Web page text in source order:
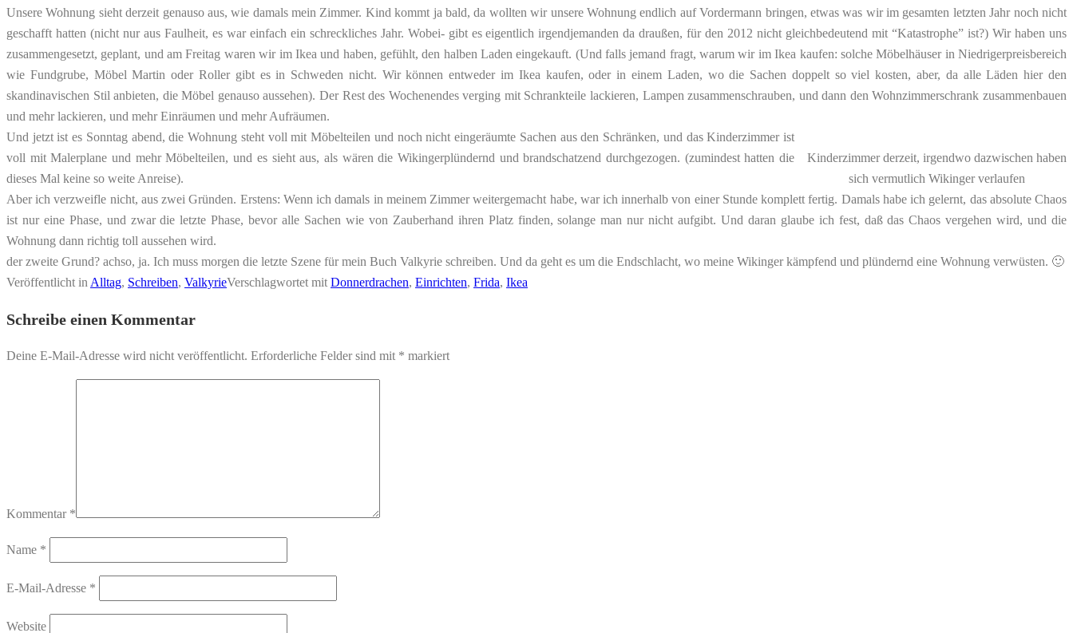
Unsere Wohnung sieht derzeit genauso aus, wie damals mein Zimmer. Kind kommt ja bald, da wollten wir unsere Wohnung endlich auf Vordermann bringen, etwas was wir im gesamten letzten Jahr noch nicht
geschafft hatten (nicht nur aus Faulheit, es war einfach ein schreckliches Jahr. Wobei- gibt es eigentlich irgendjemanden da draußen, für den 2012 nicht gleichbedeutend mit “Katastrophe” ist?) Wir haben uns
zusammengesetzt, geplant, und am Freitag waren wir im Ikea und haben, gefühlt, den halben Laden eingekauft. (Und falls jemand fragt, warum wir im Ikea kaufen: solche Möbelhäuser in Niedrigerpreisbereich
wie Fundgrube, Möbel Martin oder Roller gibt es in Schweden nicht. Wir können entweder im Ikea kaufen, oder in einem Laden, wo die Sachen doppelt so viel kosten, aber, da alle Läden hier den
skandinavischen Stil anbieten, die Möbel genauso aussehen). Der Rest des Wochenendes verging mit Schrankteile lackieren, Lampen zusammenschrauben, und dann den Wohnzimmerschrank zusammenbauen
und mehr lackieren, und mehr Einräumen und mehr Aufräumen.
Kinderzimmer derzeit, irgendwo dazwischen haben
sich vermutlich Wikinger verlaufen
Und jetzt ist es Sonntag abend, die Wohnung steht voll mit Möbelteilen und noch nicht eingeräumte Sachen aus den Schränken, und das Kinderzimmer ist
voll mit Malerplane und mehr Möbelteilen, und es sieht aus, als wären die Wikingerplündernd und brandschatzend durchgezogen. (zumindest hatten die
dieses Mal keine so weite Anreise).
Aber ich verzweifle nicht, aus zwei Gründen. Erstens: Wenn ich damals in meinem Zimmer weitergemacht habe, war ich innerhalb von einer Stunde komplett fertig. Damals habe ich gelernt, das absolute Chaos
ist nur eine Phase, und zwar die letzte Phase, bevor alle Sachen wie von Zauberhand ihren Platz finden, solange man nur nicht aufgibt. Und daran glaube ich fest, daß das Chaos vergehen wird, und die
Wohnung dann richtig toll aussehen wird.
der zweite Grund? achso, ja. Ich muss morgen die letzte Szene für mein Buch Valkyrie schreiben. Und da geht es um die Endschlacht, wo meine Wikinger kämpfend und plündernd eine Wohnung verwüsten. 🙂
Veröffentlicht in Alltag, Schreiben, ValkyrieVerschlagwortet mit Donnerdrachen, Einrichten, Frida, Ikea
Schreibe einen Kommentar
Deine E-Mail-Adresse wird nicht veröffentlicht. Erforderliche Felder sind mit * markiert
Kommentar *
Name *
E-Mail-Adresse *
Website